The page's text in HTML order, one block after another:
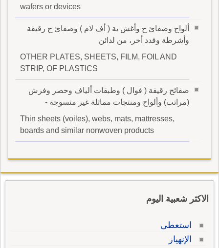
wafers or devices
ألواح وصفائ ح وأغش ية ( أف لام ) وصفائ ح رقيقة
وأشرطة وقدد أخر، من لدائن
OTHER PLATES, SHEETS, FILM, FOIL AND
STRIP, OF PLASTICS
صفائح رقيقة ( فوال ) وطبقات ألياف وحصر وفرش
(مراتب) وألواح ومنتجات مماثلة غير منسوجة -
Thin sheets (voiles), webs, mats, mattresses,
boards and similar nonwoven products
الاكثر شعبية اليوم
استعطى
الإنهيار